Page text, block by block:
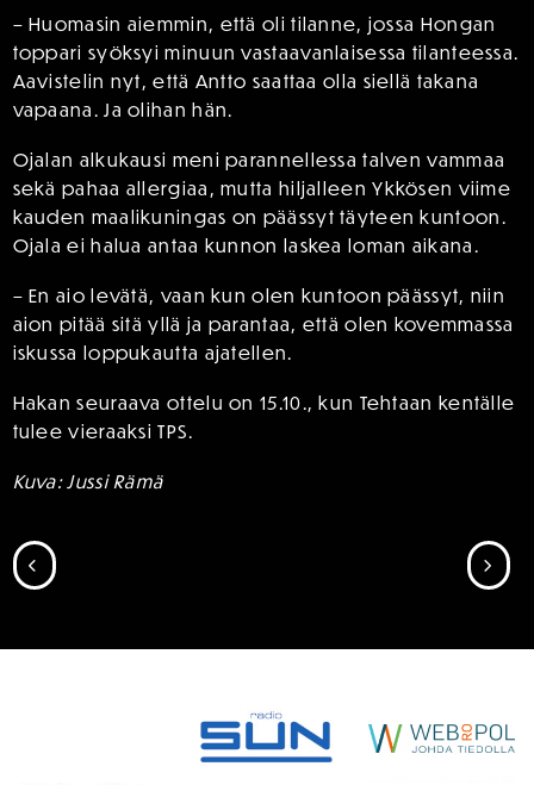
– Huomasin aiemmin, että oli tilanne, jossa Hongan
toppari syöksyi minuun vastaavanlaisessa tilanteessa.
Aavistelin nyt, että Antto saattaa olla siellä takana
vapaana. Ja olihan hän.
Ojalan alkukausi meni parannellessa talven vammaa
sekä pahaa allergiaa, mutta hiljalleen Ykkösen viime
kauden maalikuningas on päässyt täyteen kuntoon.
Ojala ei halua antaa kunnon laskea loman aikana.
– En aio levätä, vaan kun olen kuntoon päässyt, niin
aion pitää sitä yllä ja parantaa, että olen kovemmassa
iskussa loppukautta ajatellen.
Hakan seuraava ottelu on 15.10., kun Tehtaan kentälle
tulee vieraaksi TPS.
Kuva: Jussi Rämä
SIIRRY EDELLISEEN